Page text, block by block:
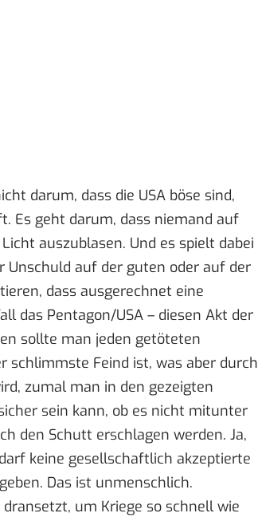
darum, dass die USA böse sind,
Es geht darum, dass niemand auf
auszublasen. Und es spielt dabei
Unschuld auf der guten oder auf der
dass ausgerechnet eine
das Pentagon/USA – diesen Akt der
sollte man jeden getöteten
schlimmste Feind ist, was aber durch
zumal man in den gezeigten
sein kann, ob es nicht mitunter
den Schutt erschlagen werden. Ja,
keine gesellschaftlich akzeptierte
Das ist unmenschlich.
um Kriege so schnell wie